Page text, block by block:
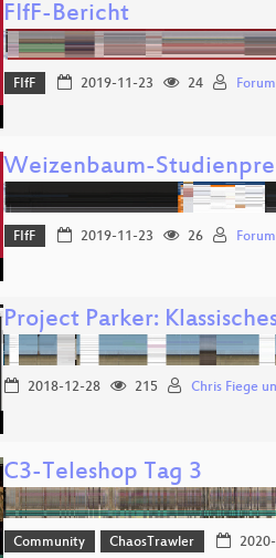
FIfF-Bericht
FIfF 2019-11-23 24
Weizenbaum-
FIfF 2019-11-23 26
Project Parker:
2018-12-28 215 Chris Fiege
C3-Teleshop Tag 3
Community ChaosTrawler